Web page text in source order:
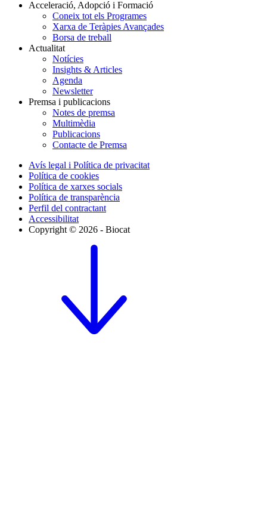
Acceleració, Adopció i Formació
Coneix tot els Programes
Xarxa de Teràpies Avançades
Borsa de treball
Actualitat
Notícies
Insights & Articles
Agenda
Newsletter
Premsa i publicacions
Notes de premsa
Multimèdia
Publicacions
Contacte de Premsa
Avís legal i Política de privacitat
Política de cookies
Política de xarxes socials
Política de transparència
Perfil del contractant
Accessibilitat
Copyright © 2026 - Biocat